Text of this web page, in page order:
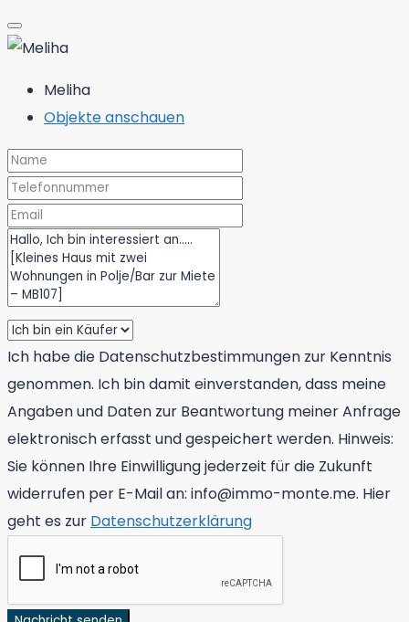
Meliha
Objekte anschauen
Ich habe die Datenschutzbestimmungen zur Kenntnis
genommen. Ich bin damit einverstanden, dass meine
Angaben und Daten zur Beantwortung meiner Anfrage
elektronisch erfasst und gespeichert werden. Hinweis:
Sie können Ihre Einwilligung jederzeit für die Zukunft
widerrufen per E-Mail an: info@immo-monte.me. Hier
geht es zur Datenschutzerklärung